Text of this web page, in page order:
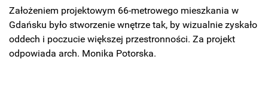
Założeniem projektowym 66-metrowego mieszkania w
Gdańsku było stworzenie wnętrze tak, by wizualnie zyskało
oddech i poczucie większej przestronności. Za projekt
odpowiada arch. Monika Potorska.